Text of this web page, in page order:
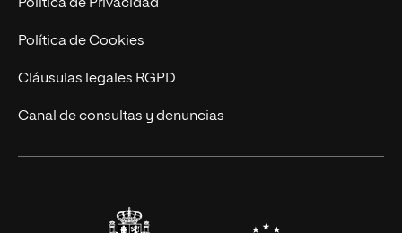
Cursos Universitarios
Actualidad
UNIR Revista
Eventos
Política de Privacidad
Política de Cookies
Cláusulas legales RGPD
Canal de consultas y denuncias